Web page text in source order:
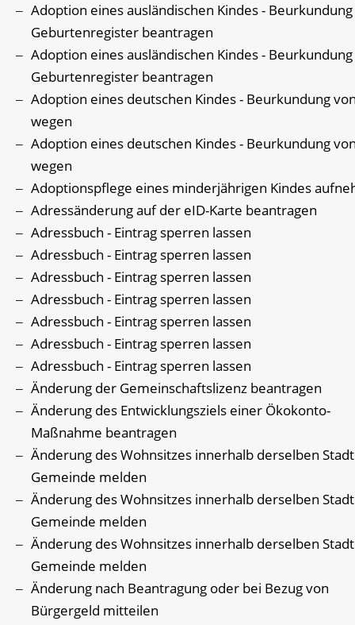
Adoption eines ausländischen Kindes -
Geburtenregister beantragen
Adoption eines ausländischen Kindes -
Geburtenregister beantragen
Adoption eines deutschen Kindes - Beurkundung
wegen
Adoption eines deutschen Kindes - Beurkundung
wegen
Adoptionspflege eines minderjährigen Kindes
Adressänderung auf der eID-Karte beantragen
Adressbuch - Eintrag sperren lassen
Adressbuch - Eintrag sperren lassen
Adressbuch - Eintrag sperren lassen
Adressbuch - Eintrag sperren lassen
Adressbuch - Eintrag sperren lassen
Adressbuch - Eintrag sperren lassen
Adressbuch - Eintrag sperren lassen
Änderung der Gemeinschaftslizenz beantragen
Änderung des Entwicklungsziels einer Ökokonto-
Maßnahme beantragen
Änderung des Wohnsitzes innerhalb derselben
Gemeinde melden
Änderung des Wohnsitzes innerhalb derselben
Gemeinde melden
Änderung des Wohnsitzes innerhalb derselben
Gemeinde melden
Änderung nach Beantragung oder bei Bezug von
Bürgergeld mitteilen